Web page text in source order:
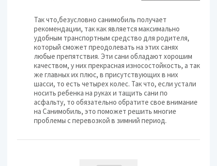
Так что,безусловно санимобиль получает
рекомендации, так как является максимально
удобным транспортным средство для родителя,
который сможет преодолевать на этих санях
любые препятствия. Эти сани обладают хорошим
качеством, у них прекрасная износостойкость, а так
же главных их плюс, в присутствующих в них
шасси, то есть четырех колес. Так что, если устали
носить ребенка на руках и тащить сани по
асфальту, то обязательно обратите свое внимание
на Санимобиль, это поможет решить многие
проблемы с перевозкой в зимний период.